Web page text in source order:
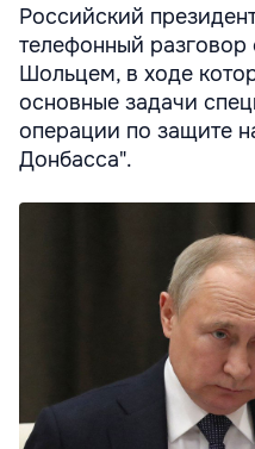
Российский
телефонный
Шольцем, в ходе
основные задачи
операции по защите
Донбасса".